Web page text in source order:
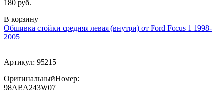
180 руб.
В корзину
Обшивка стойки средняя левая (внутри) от Ford Focus 1 1998-
2005
Артикул: 95215
ОригинальныйНомер:
98ABA243W07